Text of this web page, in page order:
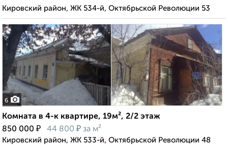
Кировский район, ЖК 534-й, Октябрьской Революции 53
6
Комната в 4-к квартире, 19м², 2/2 этаж
850 000 ₽ 44 800 ₽ за м²
Кировский район, ЖК 533-й, Октябрьской Революции 48